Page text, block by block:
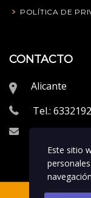
POLÍTICA DE
CONTACTO
Alicante
Tel.:
Este sitio